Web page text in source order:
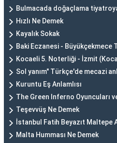
Bulmacada doğaçlama
Hızlı Ne Demek
Kayalık Sokak
Baki Eczanesi - Büyükçekmece
Kocaeli 5. Noterliği - İzmit
Sol yanım" Türkçe'de mecazi
Kuruntu Eş Anlamlısı
The Green Inferno Oyuncuları
Teşevvüş Ne Demek
İstanbul Fatih Beyazıt Maltepe
Malta Humması Ne Demek